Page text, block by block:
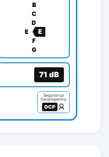
B
C
D
E
E
F
G
71 dB
Segurança
Desempenho
OCP